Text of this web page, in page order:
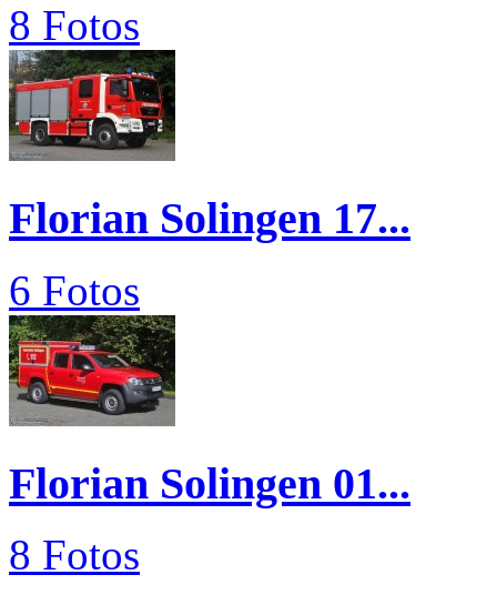
8 Fotos
Florian Solingen 17...
6 Fotos
Florian Solingen 01...
8 Fotos